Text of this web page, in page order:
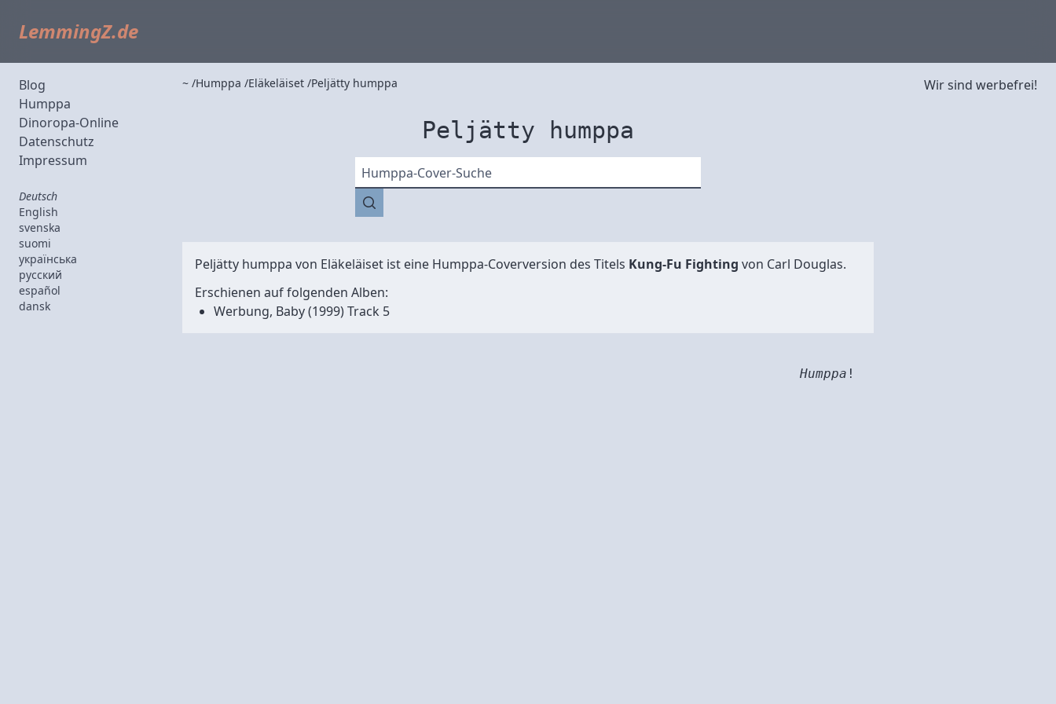
LemmingZ.de
Blog
Humppa
Dinoropa-Online
Datenschutz
Impressum
Deutsch
English
svenska
suomi
українська
русский
español
dansk
~ Humppa Eläkeläiset Peljätty humppa
Peljätty humppa
Humppa-Cover-Suche
Peljätty humppa von Eläkeläiset ist eine Humppa-Coverversion des Titels Kung-Fu Fighting von Carl Douglas.
Erschienen auf folgenden Alben:
Werbung, Baby(1999) Track 5
Humppa !
Wir sind werbefrei!